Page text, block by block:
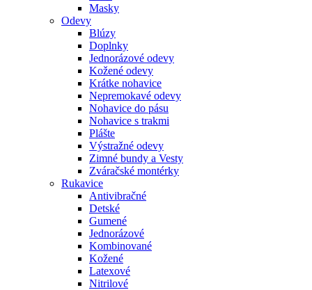
Masky
Odevy
Blúzy
Doplnky
Jednorázové odevy
Kožené odevy
Krátke nohavice
Nepremokavé odevy
Nohavice do pásu
Nohavice s trakmi
Plášte
Výstražné odevy
Zimné bundy a Vesty
Zváračské montérky
Rukavice
Antivibračné
Detské
Gumené
Jednorázové
Kombinované
Kožené
Latexové
Nitrilové